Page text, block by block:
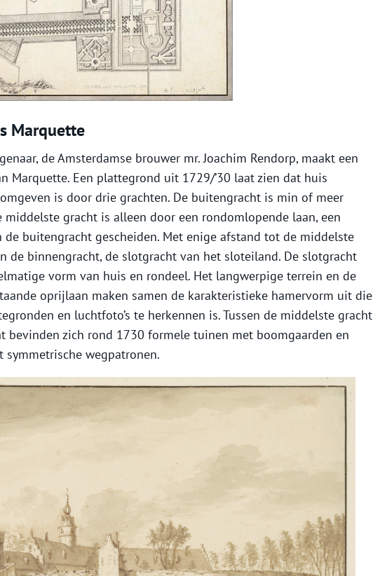
Marquette
de Amsterdamse brouwer mr. Joachim Rendorp, maakt een
Marquette. Een plattegrond uit 1729/’30 laat zien dat huis
is door drie grachten. De buitengracht is min of meer
middelste gracht is alleen door een rondomlopende laan, een
de buitengracht gescheiden. Met enige afstand tot de middelste
de binnengracht, de slotgracht van het sloteiland. De slotgracht
vorm van huis en rondeel. Het langwerpige terrein en de
oprijlaan maken samen de karakteristieke hamervorm uit die
en luchtfoto’s te herkennen is. Tussen de middelste gracht
bevinden zich rond 1730 formele tuinen met boomgaarden en
symmetrische wegpatronen.